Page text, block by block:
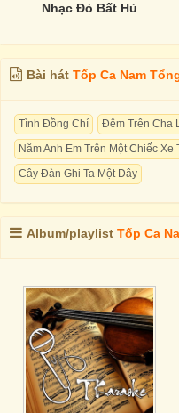
Nhạc Đỏ Bất Hủ
Bài hát Tốp Ca Nam
Tình Đồng Chí
Đêm Trên Cha
Năm Anh Em Trên Một Chiếc Xe
Cây Đàn Ghi Ta Một Dây
Album/playlist Tốp Ca